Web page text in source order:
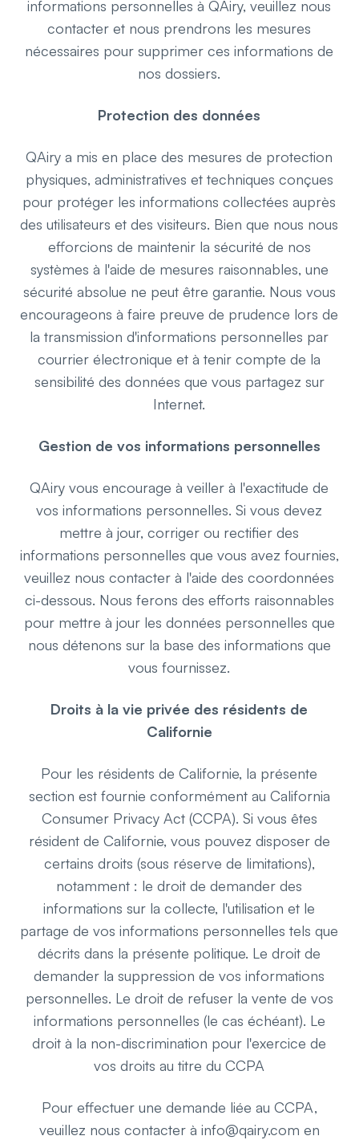
informations personnelles à QAiry, veuillez nous
contacter et nous prendrons les mesures
nécessaires pour supprimer ces informations de
nos dossiers.
Protection des données
QAiry a mis en place des mesures de protection
physiques, administratives et techniques conçues
pour protéger les informations collectées auprès
des utilisateurs et des visiteurs. Bien que nous nous
efforcions de maintenir la sécurité de nos
systèmes à l'aide de mesures raisonnables, une
sécurité absolue ne peut être garantie. Nous vous
encourageons à faire preuve de prudence lors de
la transmission d'informations personnelles par
courrier électronique et à tenir compte de la
sensibilité des données que vous partagez sur
Internet.
Gestion de vos informations personnelles
QAiry vous encourage à veiller à l'exactitude de
vos informations personnelles. Si vous devez
mettre à jour, corriger ou rectifier des
informations personnelles que vous avez fournies,
veuillez nous contacter à l'aide des coordonnées
ci-dessous. Nous ferons des efforts raisonnables
pour mettre à jour les données personnelles que
nous détenons sur la base des informations que
vous fournissez.
Droits à la vie privée des résidents de
Californie
Pour les résidents de Californie, la présente
section est fournie conformément au California
Consumer Privacy Act (CCPA). Si vous êtes
résident de Californie, vous pouvez disposer de
certains droits (sous réserve de limitations),
notamment : le droit de demander des
informations sur la collecte, l'utilisation et le
partage de vos informations personnelles tels que
décrits dans la présente politique. Le droit de
demander la suppression de vos informations
personnelles. Le droit de refuser la vente de vos
informations personnelles (le cas échéant). Le
droit à la non-discrimination pour l'exercice de
vos droits au titre du CCPA
Pour effectuer une demande liée au CCPA,
veuillez nous contacter à info@qairy.com en